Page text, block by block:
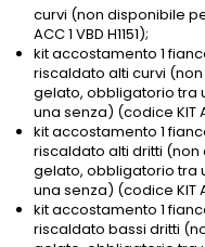
curvi (non disponibile
ACC 1 VBD H1151);
kit accostamento 1
riscaldato alti curvi
gelato, obbligatorio tra
una senza) (codice KIT
kit accostamento 1
riscaldato alti dritti (non
gelato, obbligatorio tra
una senza) (codice KIT
kit accostamento 1
riscaldato bassi dritti